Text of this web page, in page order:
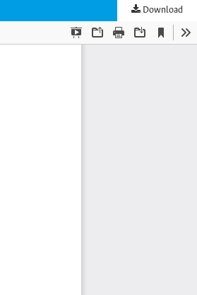
Download